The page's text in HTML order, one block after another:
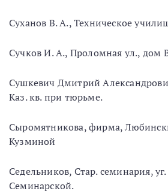
Суханов В. А., Техническое
Сучков И. А., Проломная ул., дом
Сушкевич Дмитрий
Каз. кв. при тюрьме.
Сыромятникова, фирма,
Кузминой
Седельников, Стар. семинария,
Семинарской.